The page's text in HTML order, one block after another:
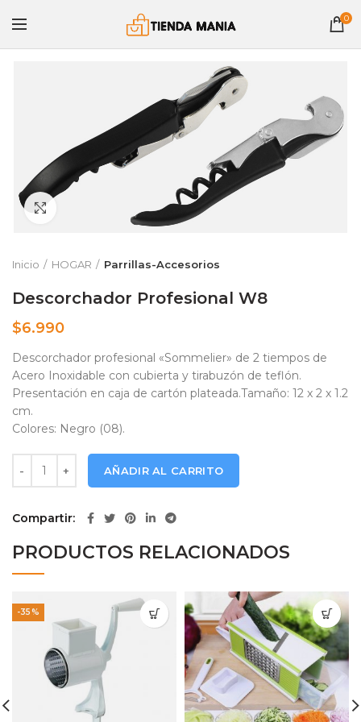
0
Clic para ampliar
Inicio HOGAR Parrillas-Accesorios
Descorchador Profesional W8
$6.990
Descorchador profesional «Sommelier» de 2 tiempos de
Acero Inoxidable con cubierta y tirabuzón de teflón.
Presentación en caja de cartón plateada.Tamaño: 12 x 2 x 1.2
cm.
Colores: Negro (08).
Descorchador Profesional W8 cantidad
AÑADIR AL CARRITO
Compartir
PRODUCTOS RELACIONADOS
-35%